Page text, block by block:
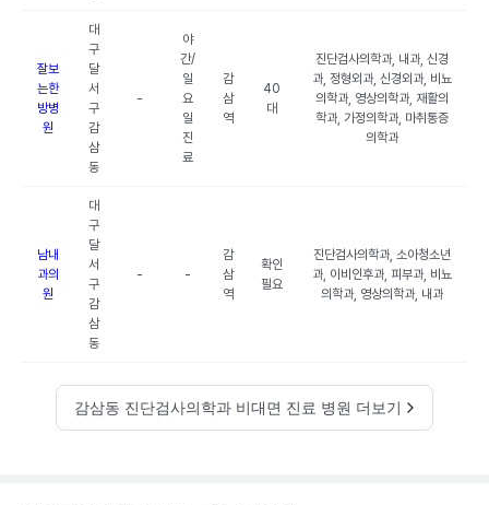
잘보
는한
방병
원
대
구
달
서
구
감
삼
동
-
야
간/
일
요
일
진
료
감
삼
역
40
대
진단검사의학과, 내과, 신경
과, 정형외과, 신경외과, 비뇨
의학과, 영상의학과, 재활의
학과, 가정의학과, 마취통증
의학과
남내
과의
원
대
구
달
서
구
감
삼
동
- -
감
삼
역
확인
필요
진단검사의학과, 소아청소년
과, 이비인후과, 피부과, 비뇨
의학과, 영상의학과, 내과
감삼동 진단검사의학과 비대면 진료 병원 더보기